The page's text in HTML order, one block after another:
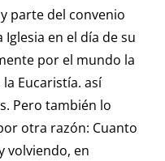
parte del convenio
en el día de su
por el mundo la
Eucaristía. así
Pero también lo
otra razón: Cuanto
volviendo, en